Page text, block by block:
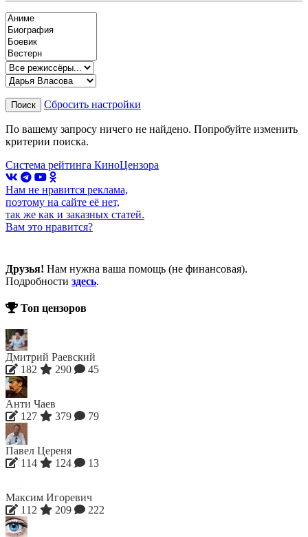
Поиск Сбросить настройки
По вашему запросу ничего не найдено. Попробуйте изменить
критерии поиска.
Система рейтинга КиноЦензора
Нам не нравится реклама,
поэтому на сайте её нет,
так же как и заказных статей.
Вам это нравится?
Друзья! Нам нужна ваша помощь (не финансовая).
Подробности здесь.
Топ цензоров
Дмитрий Раевский
182
290 45
Анти Чаев
127
379 79
Павел Цереня
114
124 13
Максим Игоревич
112
209 222